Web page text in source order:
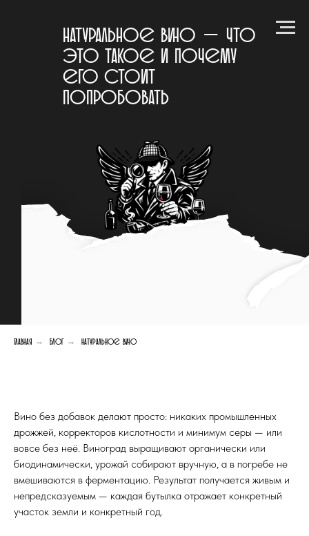
Натуральное вино — что
это такое и почему
его стоит
попробовать
Главная → Блог → Натуральное вино
Вино без добавок делают просто: никаких промышленных
дрожжей, корректоров кислотности и минимум серы — или
вовсе без неё. Виноград выращивают органически или
биодинамически, урожай собирают вручную, а в погребе не
вмешиваются в ферментацию. Результат получается живым и
непредсказуемым — каждая бутылка отражает конкретный
участок земли и конкретный год.